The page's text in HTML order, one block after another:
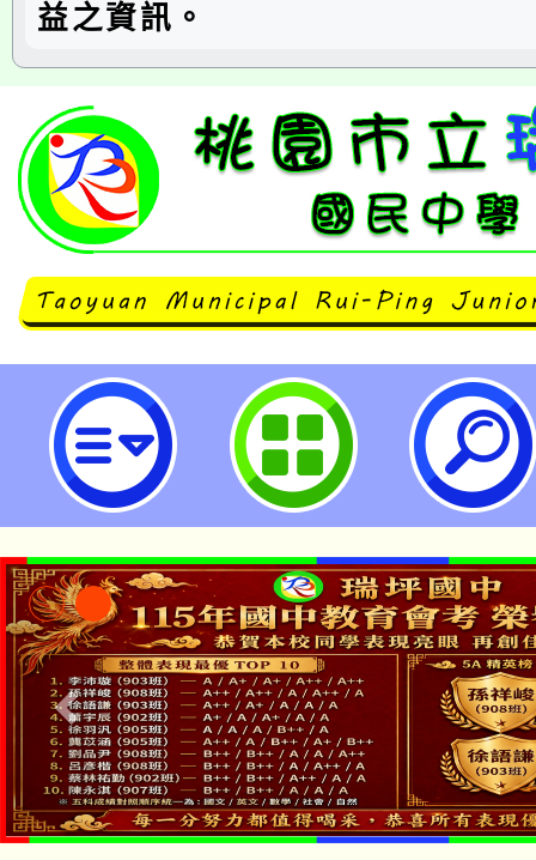
益之資訊。
桃園市政府家防中心「遭遇
及「拒絕性騷擾勇敢說不要」DM
用。-桃園市立瑞坪國民中學
「本色祭」8/29、30在
場熱烈登場!
8/21下午1時於龍潭區